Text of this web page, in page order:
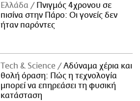
Ελλάδα
Πνιγμός 4χρονου σε
πισίνα στην Πάρο: Οι γονείς δεν
ήταν παρόντες
Τech & Science
Αδύναμα χέρια και
θολή όραση: Πώς η τεχνολογία
μπορεί να επηρεάσει τη φυσική
κατάσταση